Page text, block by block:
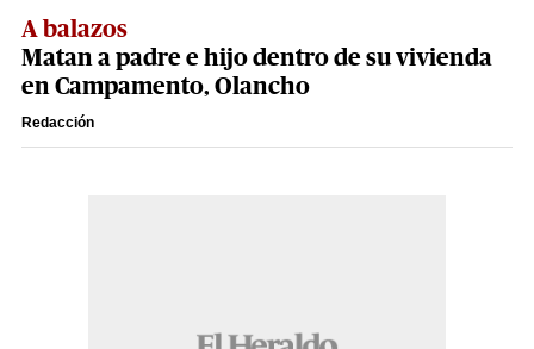
A balazos
Matan a padre e hijo dentro de su vivienda
en Campamento, Olancho
Redacción